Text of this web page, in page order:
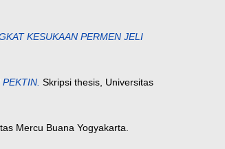
KESUKAAN PERMEN JELI
Skripsi thesis, Universitas
Mercu Buana Yogyakarta.